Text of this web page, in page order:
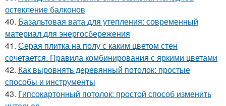
остекление балконов
40. Базальтовая вата для утепления: современный
материал для энергосбережения
41. Серая плитка на полу с каким цветом стен
сочетается. Правила комбинирования с яркими цветами
42. Как выровнять деревянный потолок: простые
способы и инструменты
43. Гипсокартонный потолок: простой способ изменить